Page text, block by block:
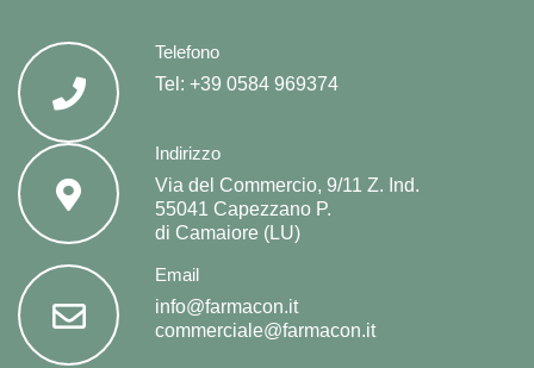
Telefono
Tel: +39 0584 969374
Indirizzo
Via del Commercio, 9/11 Z. Ind.
55041 Capezzano P.
di Camaiore (LU)
Email
info@farmacon.it
commerciale@farmacon.it